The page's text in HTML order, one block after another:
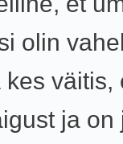
olin
väitis,
ja on